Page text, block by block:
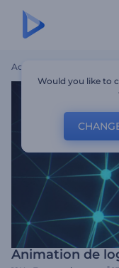
Accueil
Animation de
Would you like to